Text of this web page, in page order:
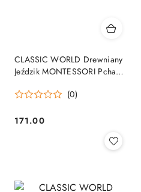
CLASSIC WORLD Drewniany
Jeździk MONTESSORI Pchacz
(0)
Cena:
171.00